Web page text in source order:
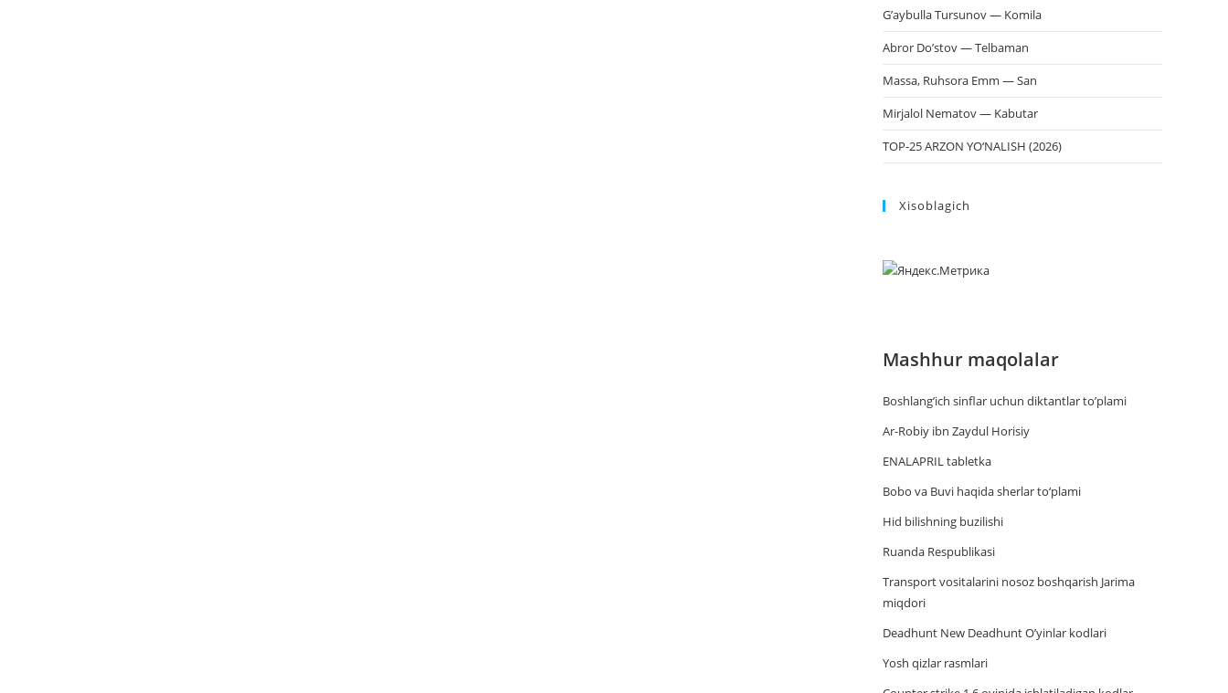
G’aybulla Tursunov — Komila
Abror Do’stov — Telbaman
Massa, Ruhsora Emm — San
Mirjalol Nematov — Kabutar
TOP-25 ARZON YO‘NALISH (2026)
Xisoblagich
Mashhur maqolalar
Boshlang’ich sinflar uchun diktantlar to’plami
Ar-Robiy ibn Zaydul Horisiy
ENALAPRIL tabletka
Bobo va Buvi haqida sherlar to‘plami
Hid bilishning buzilishi
Ruanda Respublikasi
Trаnsport vositаlаrini nosoz boshqаrish Jаrimа
miqdori
Deadhunt New Deadhunt O’yinlar kodlari
Yosh qizlar rasmlari